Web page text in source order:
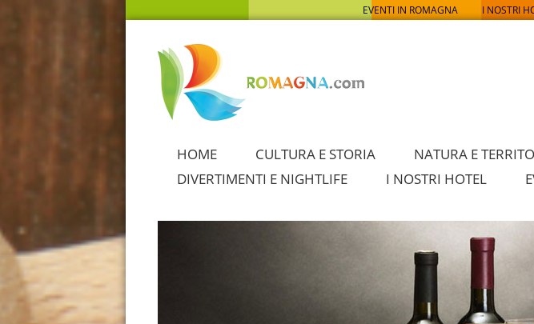
EVENTI IN ROMAGNA I NOSTRI
HOME CULTURA E STORIA NATURA E
DIVERTIMENTI E NIGHTLIFE
I NOSTRI HOTEL